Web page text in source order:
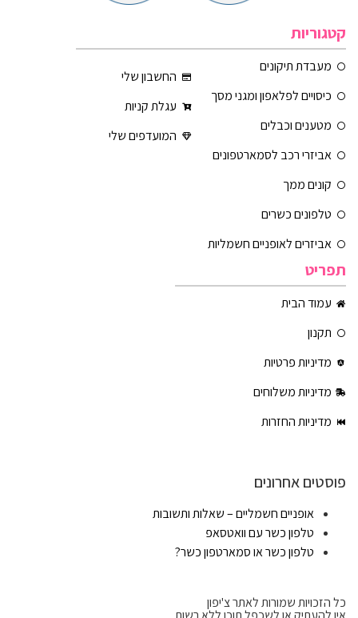
קטגוריות
מעבדת תיקונים
כיסויים לפלאפון ומגני מסך
מטענים וכבלים
אביזרי רכב לסמארטפונים
קונים ממך
טלפונים כשרים
אביזרים לאופניים חשמליות
החשבון שלי
עגלת קניות
המועדפים שלי
תפריט
עמוד הבית
תקנון
מדיניות פרטיות
מדיניות משלוחים
מדיניות החזרות
פוסטים אחרונים
אופניים חשמליים – שאלות ותשובות
טלפון כשר עם וואטסאפ
טלפון כשר או סמארטפון כשר?
כל הזכויות שמורות לאתר צ'יפון